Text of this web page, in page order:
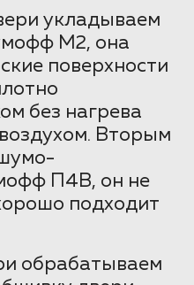
укладываем
М2, она
поверхности
без нагрева
Вторым
П4В, он не
подходит
обрабатываем